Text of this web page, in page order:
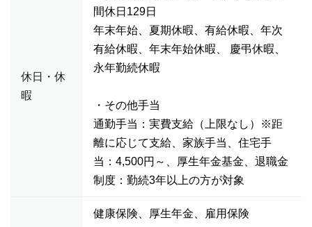
休日・休
暇
間休日129日
年末年始、夏期休暇、有給休暇、年次
有給休暇、年末年始休暇、 慶弔休暇、
永年勤続休暇
・その他手当
通勤手当：実費支給（上限なし）※距
離に応じて支給、家族手当、住宅手
当：4,500円～、厚生年金基金、退職金
制度：勤続3年以上の方が対象
健康保険、厚生年金、雇用保険